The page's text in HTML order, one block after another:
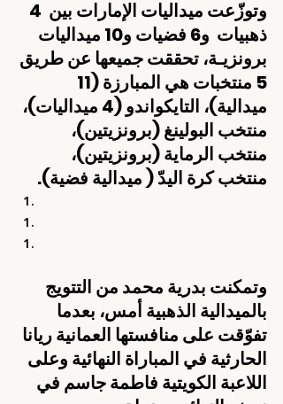
ذهبيات  و6 فضيات و10 ميداليات
برونزيـة، تحققت جميعها عن طريق
ميدالية)، التايكواندو (4 ميداليات)،
منتخب البولينغ (برونزيتين)،
منتخب الرماية (برونزيتين)،
منتخب كرة اليدّ ( ميدالية فضية).
وتمكنت بدرية محمد من التتويج
بالميدالية الذهبية أمس، بعدما
تفوّقت على منافستها العمانية ريانا
الحارثية في المباراة النهائية وعلى
اللاعبة الكويتية فاطمة جاسم في